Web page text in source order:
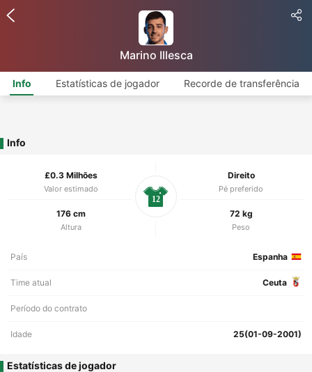
Marino Illesca
Info Estatísticas de jogador Recorde de transferência
Info
£0.3 Milhões
Valor estimado
Direito
Pé preferido
176 cm
Altura
72 kg
Peso
12
País Espanha
Time atual Ceuta
Período do contrato
Idade 25(01-09-2001)
Estatísticas de jogador